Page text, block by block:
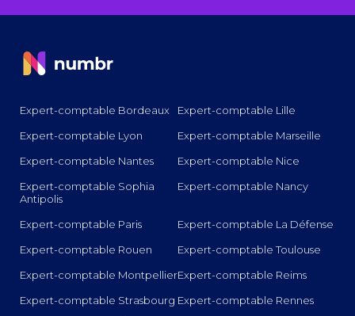
Expert-comptable Bordeaux
Expert-comptable Lille
Expert-comptable Lyon
Expert-comptable Marseille
Expert-comptable Nantes
Expert-comptable Nice
Expert-comptable Sophia
Antipolis
Expert-comptable Nancy
Expert-comptable Paris
Expert-comptable La Défense
Expert-comptable Rouen
Expert-comptable Toulouse
Expert-comptable MontpellierExpert-comptable Reims
Expert-comptable Strasbourg Expert-comptable Rennes